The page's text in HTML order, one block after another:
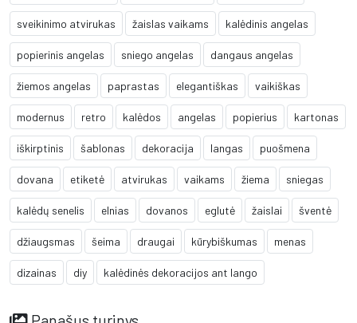
sveikinimo atvirukas žaislas vaikams kalėdinis angelas
popierinis angelas sniego angelas dangaus angelas
žiemos angelas paprastas elegantiškas vaikiškas
modernus retro kalėdos angelas popierius kartonas
iškirptinis šablonas dekoracija langas puošmena
dovana etiketė atvirukas vaikams žiema sniegas
kalėdų senelis elnias dovanos eglutė žaislai šventė
džiaugsmas šeima draugai kūrybiškumas menas
dizainas diy kalėdinės dekoracijos ant lango